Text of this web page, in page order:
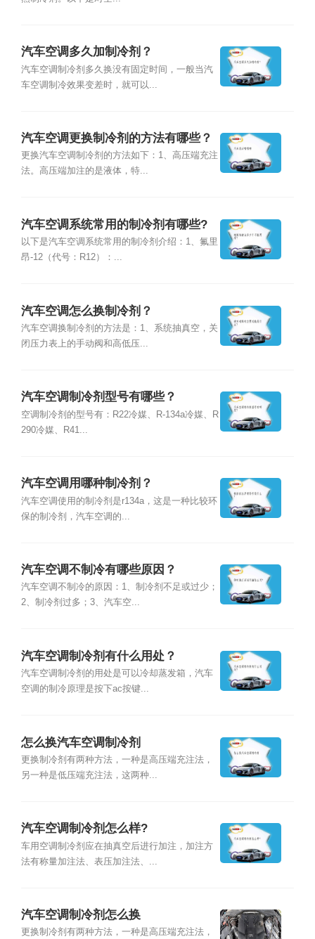
汽车空调多久加制冷剂？
汽车空调制冷剂多久换没有固定时间，一般当汽
车空调制冷效果变差时，就可以...
汽车空调更换制冷剂的方法有哪些？
更换汽车空调制冷剂的方法如下：1、高压端充注
法。高压端加注的是液体，特...
汽车空调系统常用的制冷剂有哪些?
以下是汽车空调系统常用的制冷剂介绍：1、氟里
昂-12（代号：R12）：...
汽车空调怎么换制冷剂？
汽车空调换制冷剂的方法是：1、系统抽真空，关
闭压力表上的手动阀和高低压...
汽车空调制冷剂型号有哪些？
空调制冷剂的型号有：R22冷媒、R-134a冷媒、R
290冷媒、R41...
汽车空调用哪种制冷剂？
汽车空调使用的制冷剂是r134a，这是一种比较环
保的制冷剂，汽车空调的...
汽车空调不制冷有哪些原因？
汽车空调不制冷的原因：1、制冷剂不足或过少；
2、制冷剂过多；3、汽车空...
汽车空调制冷剂有什么用处？
汽车空调制冷剂的用处是可以冷却蒸发箱，汽车
空调的制冷原理是按下ac按键...
怎么换汽车空调制冷剂
更换制冷剂有两种方法，一种是高压端充注法，
另一种是低压端充注法，这两种...
汽车空调制冷剂怎么样?
车用空调制冷剂应在抽真空后进行加注，加注方
法有称量加注法、表压加注法、...
汽车空调制冷剂怎么换
更换制冷剂有两种方法，一种是高压端充注法，